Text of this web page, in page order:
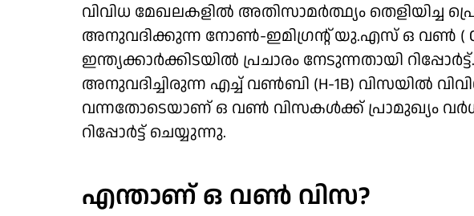
വിവിധ മേഖലകളില്‍ അതിസാമര്‍ത്ഥ്യം
അനുവദിക്കുന്ന നോണ്‍-ഇമിഗ്രന്റ് യു.എസ് ഒ വണ്‍ (
ഇന്ത്യക്കാര്‍ക്കിടയില്‍ പ്രചാരം നേടുന്നതായി
അനുവദിച്ചിരുന്ന എച്ച് വണ്‍ബി (H-1B) വിസയില്‍
വന്നതോടെയാണ് ഒ വണ്‍ വിസകള്‍ക്ക് പ്രാമുഖ്യം
റിപ്പോര്‍ട്ട് ചെയ്യുന്നു.
എന്താണ് ഒ വണ്‍ വിസ?